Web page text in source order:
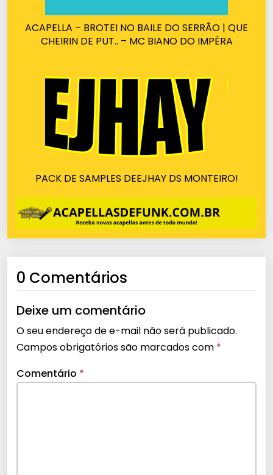
ACAPELLA – BROTEI NO BAILE DO SERRÃO | QUE
CHEIRIN DE PUT.. – MC BIANO DO IMPÉRA
PACK DE SAMPLES DEEJHAY DS MONTEIRO!
0 Comentários
Deixe um comentário
O seu endereço de e-mail não será publicado.
Campos obrigatórios são marcados com *
Comentário *